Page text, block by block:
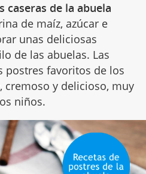
caseras de la abuela
de maíz, azúcar e
unas deliciosas
de las abuelas. Las
postres favoritos de los
cremoso y delicioso, muy
niños.